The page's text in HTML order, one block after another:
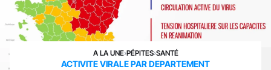
A LA UNE›PÉPITES›SANTÉ
ACTIVITE VIRALE PAR DEPARTEMENT